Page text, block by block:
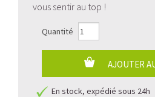
vous sentir au top !
Quantité
AJOUTER
En stock, expédié sous 24h